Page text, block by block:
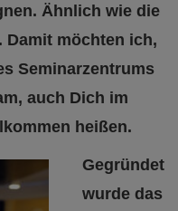
Ähnlich wie die
Damit möchten ich,
Seminarzentrums
auch Dich im
heißen.
Gegründet
wurde das